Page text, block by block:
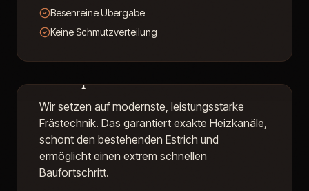
Besenreine Übergabe
Keine Schmutzverteilung
Hochpräzise Fräsmaschinen
Wir setzen auf modernste, leistungsstarke
Frästechnik. Das garantiert exakte Heizkanäle,
schont den bestehenden Estrich und
ermöglicht einen extrem schnellen
Baufortschritt.